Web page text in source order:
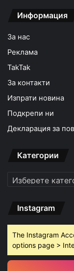
Информация
За нас
Реклама
TakTak
За контакти
Изпрати новина
Подкрепи ни
Декларация за
Категории
Категории
Instagram
The Instagram
options page >